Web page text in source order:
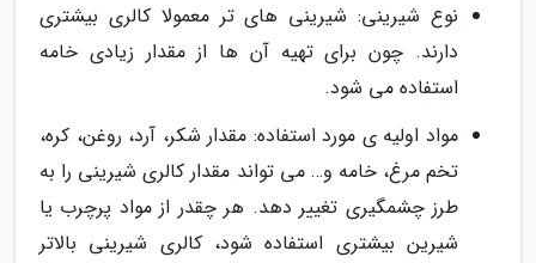
نوع شیرینی: شیرینی های تر معمولا کالری بیشتری
دارند. چون برای تهیه آن ها از مقدار زیادی خامه
استفاده می شود.
مواد اولیه ی مورد استفاده: مقدار شکر، آرد، روغن، کره،
تخم مرغ، خامه و… می تواند مقدار کالری شیرینی را به
طرز چشمگیری تغییر دهد. هر چقدر از مواد پرچرب یا
شیرین بیشتری استفاده شود، کالری شیرینی بالاتر